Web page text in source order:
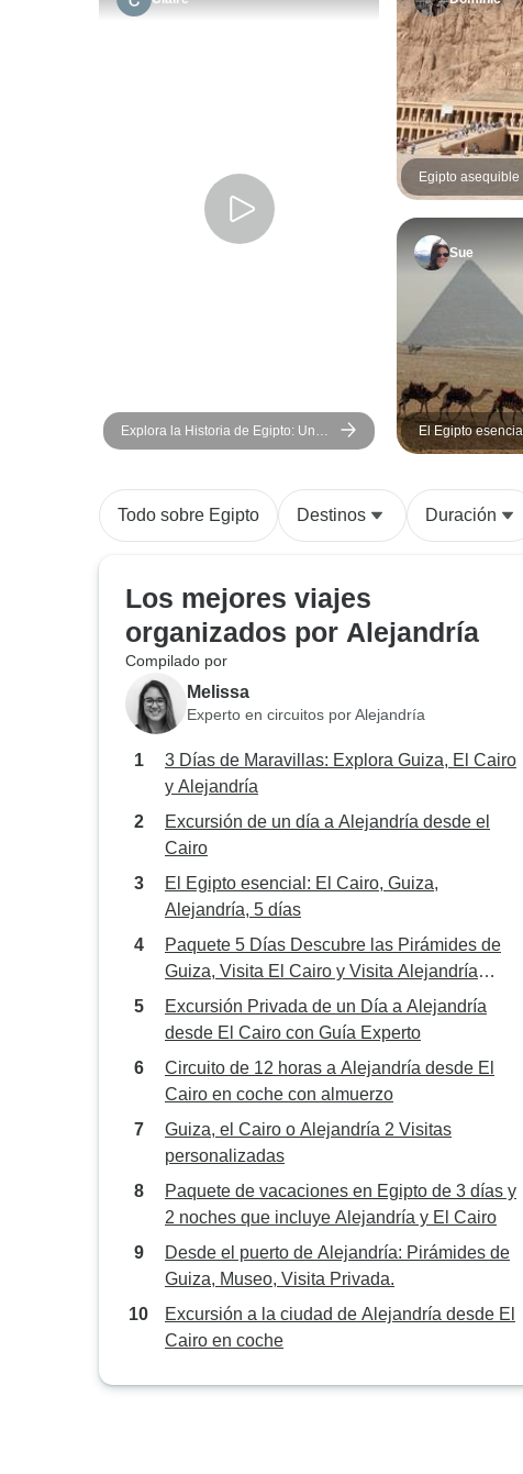
Explora la Historia de Egipto: Un
Asombroso Recorrido Cultural de 5
Egipto
Sue
El Egipto
Alejandría, 5 días
Todo sobre Egipto Destinos Duración
Los mejores viajes
organizados por Alejandría
Compilado por
Melissa
Experto en circuitos por Alejandría
3 Días de Maravillas: Explora Guiza, El Cairo
y Alejandría
Excursión de un día a Alejandría desde el
Cairo
El Egipto esencial: El Cairo, Guiza,
Alejandría, 5 días
Paquete 5 Días Descubre las Pirámides de
Guiza, Visita El Cairo y Visita Alejandría
(Visita Museo GEM)
Excursión Privada de un Día a Alejandría
desde El Cairo con Guía Experto
Circuito de 12 horas a Alejandría desde El
Cairo en coche con almuerzo
Guiza, el Cairo o Alejandría 2 Visitas
personalizadas
Paquete de vacaciones en Egipto de 3 días y
2 noches que incluye Alejandría y El Cairo
Desde el puerto de Alejandría: Pirámides de
Guiza, Museo, Visita Privada.
Excursión a la ciudad de Alejandría desde El
Cairo en coche